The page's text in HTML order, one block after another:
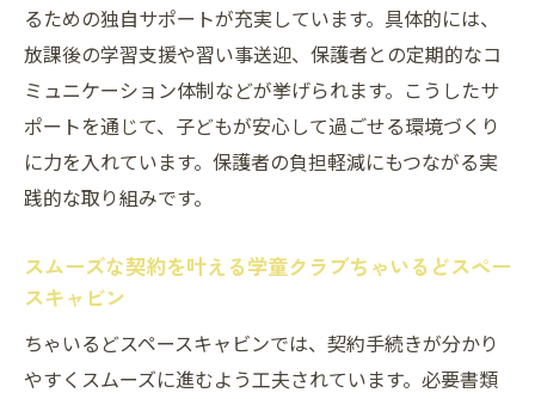
るための独自サポートが充実しています。具体的には、
放課後の学習支援や習い事送迎、保護者との定期的なコ
ミュニケーション体制などが挙げられます。こうしたサ
ポートを通じて、子どもが安心して過ごせる環境づくり
に力を入れています。保護者の負担軽減にもつながる実
践的な取り組みです。
スムーズな契約を叶える学童クラブちゃいるどスペー
スキャビン
ちゃいるどスペースキャビンでは、契約手続きが分かり
やすくスムーズに進むよう工夫されています。必要書類